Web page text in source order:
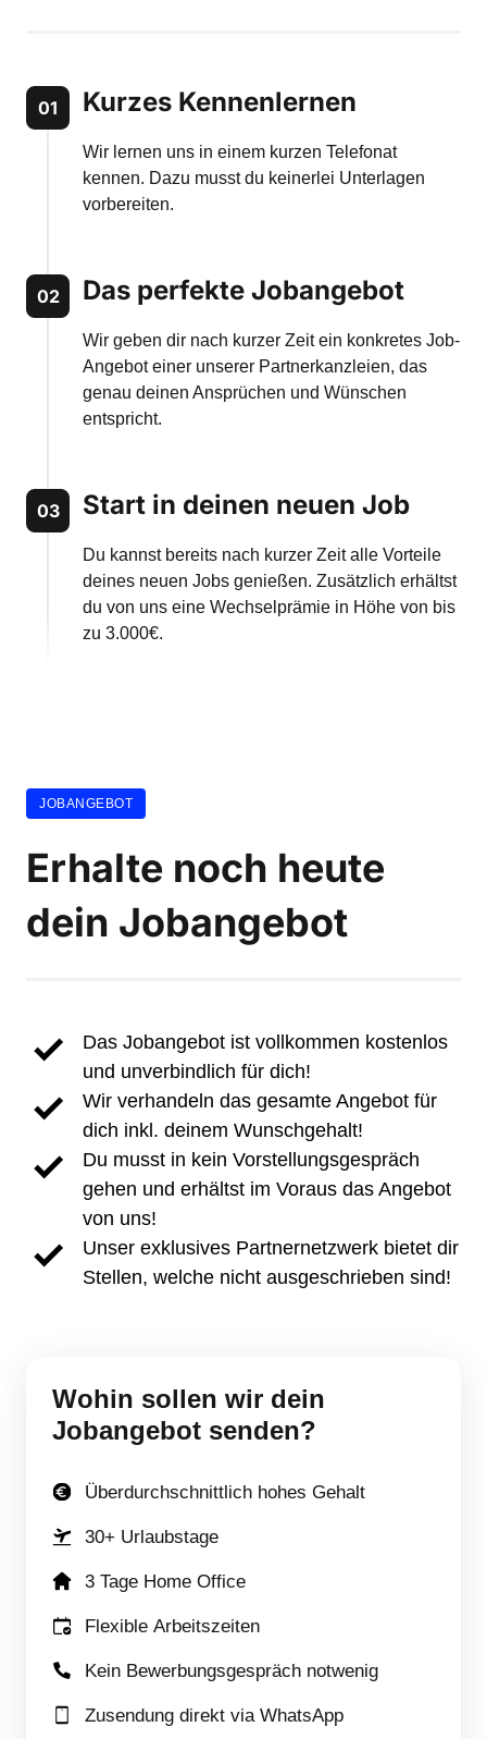
01 Kurzes Kennenlernen
Wir lernen uns in einem kurzen Telefonat
kennen. Dazu musst du keinerlei Unterlagen
vorbereiten.
02 Das perfekte Jobangebot
Wir geben dir nach kurzer Zeit ein konkretes Job-
Angebot einer unserer Partnerkanzleien, das
genau deinen Ansprüchen und Wünschen
entspricht.
03 Start in deinen neuen Job
Du kannst bereits nach kurzer Zeit alle Vorteile
deines neuen Jobs genießen. Zusätzlich erhältst
du von uns eine Wechselprämie in Höhe von bis
zu 3.000€.
JOBANGEBOT
Erhalte noch heute
dein Jobangebot
Das Jobangebot ist vollkommen kostenlos
und unverbindlich für dich!
Wir verhandeln das gesamte Angebot für
dich inkl. deinem Wunschgehalt!
Du musst in kein Vorstellungsgespräch
gehen und erhältst im Voraus das Angebot
von uns!
Unser exklusives Partnernetzwerk bietet dir
Stellen, welche nicht ausgeschrieben sind!
Wohin sollen wir
Jobangebot senden?
Überdurchschnittlich hohes Gehalt
30+ Urlaubstage
3 Tage Home Office
Flexible Arbeitszeiten
Kein Bewerbungsgespräch notwenig
Zusendung direkt via WhatsApp